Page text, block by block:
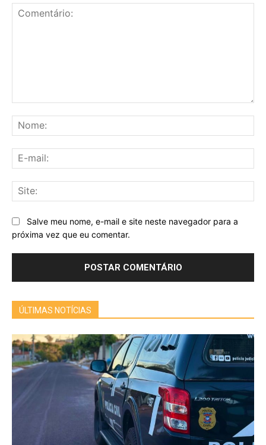
Salve meu nome, e-mail e site neste navegador para a
próxima vez que eu comentar.
ÚLTIMAS NOTÍCIAS